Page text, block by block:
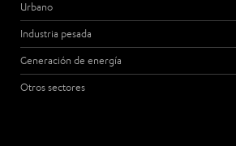
Urbano
Industria pesada
Generación de energía
Otros sectores